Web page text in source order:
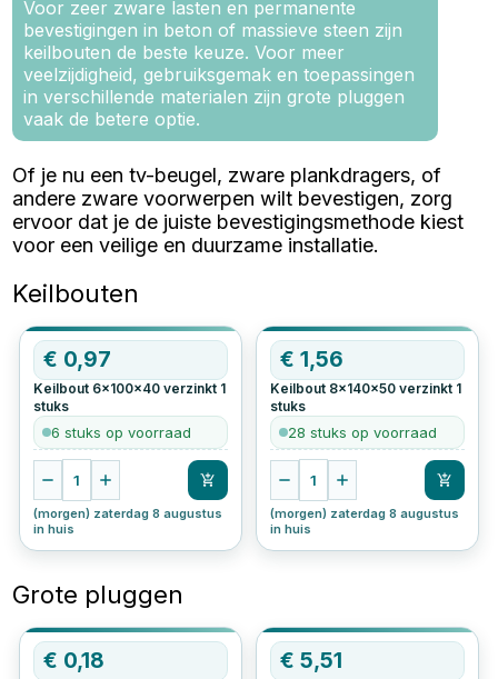
Voor zeer zware lasten en permanente
bevestigingen in beton of massieve steen zijn
keilbouten de beste keuze. Voor meer
veelzijdigheid, gebruiksgemak en toepassingen
in verschillende materialen zijn grote pluggen
vaak de betere optie.
Of je nu een tv-beugel, zware plankdragers, of
andere zware voorwerpen wilt bevestigen, zorg
ervoor dat je de juiste bevestigingsmethode kiest
voor een veilige en duurzame installatie.
Keilbouten
€ 0,97
Keilbout 6x100x40 verzinkt 1
stuks
6 stuks op voorraad
1
(morgen) zaterdag 8 augustus
in huis
€ 1,56
Keilbout 8x140x50 verzinkt 1
stuks
28 stuks op voorraad
1
(morgen) zaterdag 8 augustus
in huis
Grote pluggen
€ 0,18 € 5,51